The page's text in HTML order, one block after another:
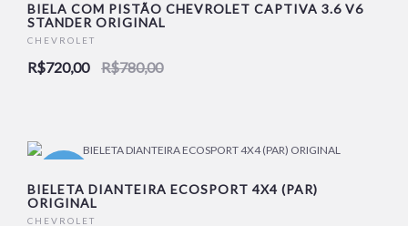
BIELA COM PISTÃO CHEVROLET CAPTIVA 3.6 V6
STANDER ORIGINAL
CHEVROLET
R$720,00 R$780,00
BIELETA DIANTEIRA ECOSPORT 4X4 (PAR)
ORIGINAL
CHEVROLET